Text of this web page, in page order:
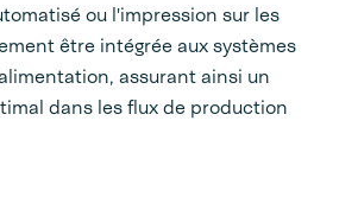
ou l'impression sur les
être intégrée aux systèmes
assurant ainsi un
dans les flux de production